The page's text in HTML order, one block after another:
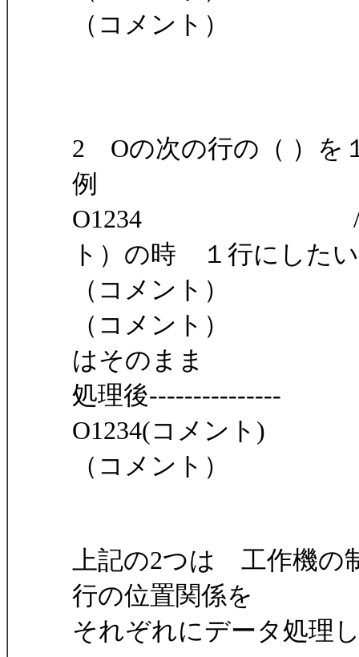
（コメント）
2 Oの次の行の（ ）を
例
O1234 /オー の
ト）の時 １行にしたい
（コメント）
（コメント） /
はそのまま
処理後---------------
O1234(コメント)
（コメント）
上記の2つは 工作機の
行の位置関係を
それぞれにデータ処理